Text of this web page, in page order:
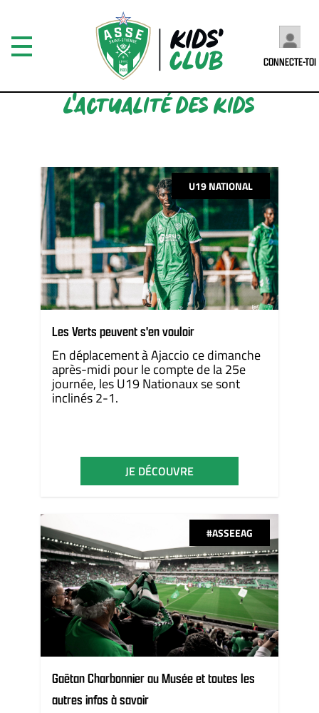
CONNECTE-TOI
L'ACTUALITÉ DES KIDS
U19 NATIONAL
Les Verts peuvent s'en vouloir
En déplacement à Ajaccio ce dimanche
après-midi pour le compte de la 25e
journée, les U19 Nationaux se sont
inclinés 2-1.
JE DÉCOUVRE
#ASSEEAG
Gaëtan Charbonnier au Musée et toutes les
autres infos à savoir